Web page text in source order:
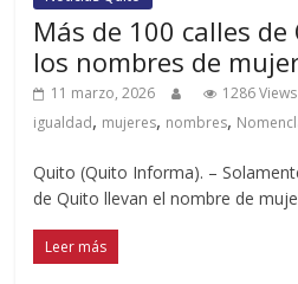
Más de 100 calles
los nombres de
11 marzo, 2026 1286 Views
igualdad, mujeres, nombres,
Quito (Quito Informa). –
de Quito llevan el nombre de
Leer más